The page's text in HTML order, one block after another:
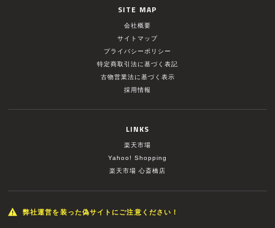
SITE MAP
会社概要
サイトマップ
プライバシーポリシー
特定商取引法に基づく表記
古物営業法に基づく表示
採用情報
LINKS
楽天市場
Yahoo! Shopping
楽天市場 心斎橋店
弊社運営を装った偽サイトにご注意ください！